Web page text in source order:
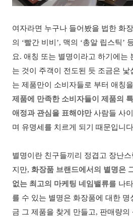
여자라면 누구나 들어봤을 법한 화
의 ‘빨간 비비’, 맥의 ‘총알 립스틱’
요. 애칭 또는 별명이라고 하기에는
는 것이 주객이 전도된 듯 조금은
는 제품만이 소비자들로 부터 애칭
제품에 만족한 소비자들이 제품의
애정과 관심을 표해야만사람들 사
며 유명세를 치르게 되기 때문입니
별명이란 친구들끼리 정겹고 장난
지만, 화장품 브랜드에서의 별명은
없는 최고의 마케팅 네임밸 류를 나
를 수 있는 별명은 화장품에 대한 명
금 그 제품을 찾게 만들고, 판매량의